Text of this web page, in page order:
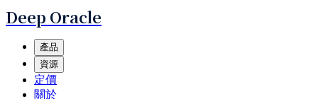
Deep Oracle
產品
資源
定價
關於